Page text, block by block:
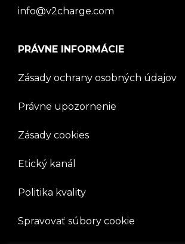
info@v2charge.com
PRÁVNE INFORMÁCIE
Zásady ochrany osobných údajov
Právne upozornenie
Zásady cookies
Etický kanál
Politika kvality
Spravovať súbory cookie